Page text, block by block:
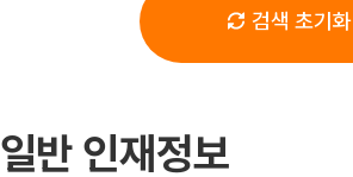
검색 초기화
일반 인재정보